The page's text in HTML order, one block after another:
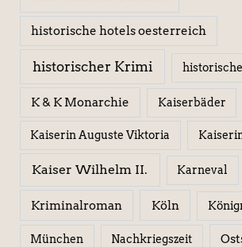
historische hotels oesterreich
historischer Krimi
K & K Monarchie Kaiserbäder
Kaiserin Auguste Viktoria
Kaiser Wilhelm II. Karneval
Kriminalroman Köln
München Nachkriegszeit